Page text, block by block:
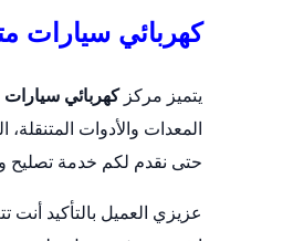
كهربائي سيارات
يتميز مركزكهربائي سيارات
المعدات والأدوات
حتى نقدم لكم خدمة تصليح
عزيزي العميل بالتأكيد